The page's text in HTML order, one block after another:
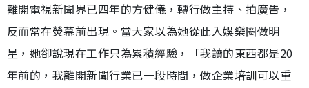
離開電視新聞界已四年的方健儀，轉行做主持、拍廣告，
反而常在熒幕前出現。當大家以為她從此入娛樂圈做明
星，她卻說現在工作只為累積經驗，「我讀的東西都是20
年前的，我離開新聞行業已一段時間，做企業培訓可以重